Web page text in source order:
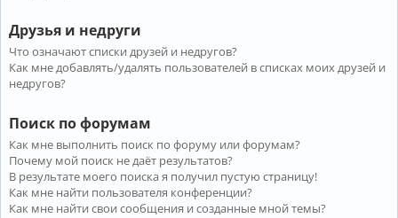
Друзья и недруги
Что означают списки друзей и недругов?
Как мне добавлять/удалять пользователей в списках моих друзей и
недругов?
Поиск по форумам
Как мне выполнить поиск по форуму или форумам?
Почему мой поиск не даёт результатов?
В результате моего поиска я получил пустую страницу!
Как мне найти пользователя конференции?
Как мне найти свои сообщения и созданные мной темы?